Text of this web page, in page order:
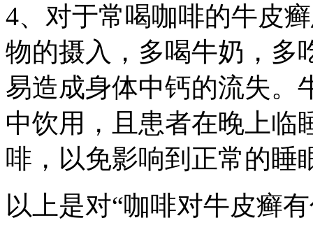
4、对于常喝咖啡的牛皮
物的摄入，多喝牛奶，多
易造成身体中钙的流失。
中饮用，且患者在晚上临
啡，以免影响到正常的睡
以上是对“咖啡对牛皮癣